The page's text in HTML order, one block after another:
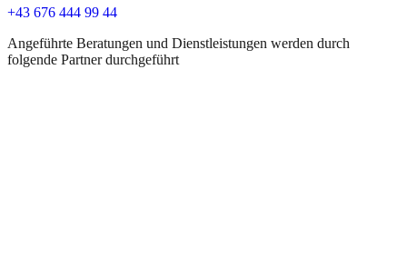
+43 676 444 99 44
Angeführte Beratungen und Dienstleistungen werden durch
folgende Partner durchgeführt